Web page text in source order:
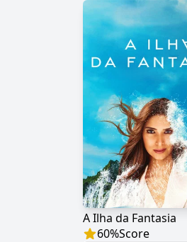
A Ilha da Fantasia
60%Score